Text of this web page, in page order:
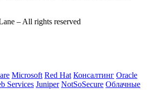
– All rights reserved
Microsoft Red Hat Консалтинг Oracle
Services Juniper NotSoSecure Облачные